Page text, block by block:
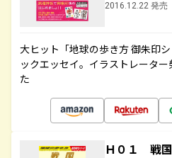
2016.12.22 発売
大ヒット「地球の歩き方 御朱印
ックエッセイ。イラストレータ
た
Ｈ０１ 戦国